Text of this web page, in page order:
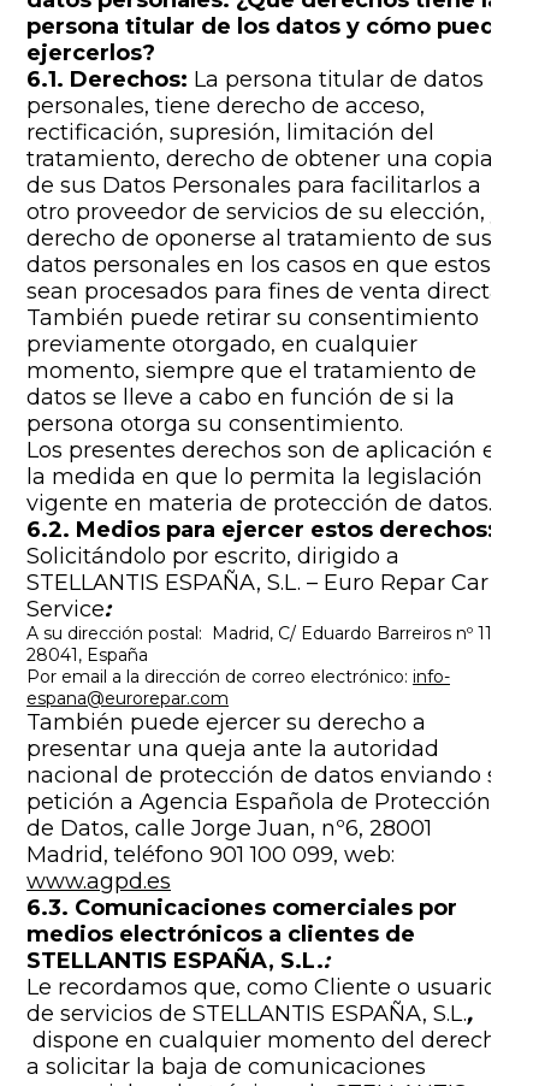
persona titular de los datos y cómo puede
ejercerlos?
6.1. Derechos: La persona titular de datos
personales, tiene derecho de acceso,
rectificación, supresión, limitación del
tratamiento, derecho de obtener una copia
de sus Datos Personales para facilitarlos a
otro proveedor de servicios de su elección, y
derecho de oponerse al tratamiento de sus
datos personales en los casos en que estos
sean procesados para fines de venta directa.
También puede retirar su consentimiento
previamente otorgado, en cualquier
momento, siempre que el tratamiento de
datos se lleve a cabo en función de si la
persona otorga su consentimiento.
Los presentes derechos son de aplicación en
la medida en que lo permita la legislación
vigente en materia de protección de datos.
6.2. Medios para ejercer estos derechos:
Solicitándolo por escrito, dirigido a
STELLANTIS ESPAÑA, S.L. – Euro Repar Car
Service:
A su dirección postal: Madrid, C/ Eduardo Barreiros nº 110,
28041, España
Por email a la dirección de correo electrónico: info-
espana@eurorepar.com
También puede ejercer su derecho a
presentar una queja ante la autoridad
nacional de protección de datos enviando su
petición a Agencia Española de Protección
de Datos, calle Jorge Juan, nº6, 28001
Madrid, teléfono 901 100 099, web:
www.agpd.es
6.3. Comunicaciones comerciales por
medios electrónicos a clientes de
STELLANTIS ESPAÑA, S.L.:
Le recordamos que, como Cliente o usuario
de servicios de STELLANTIS ESPAÑA, S.L.,
dispone en cualquier momento del derecho
a solicitar la baja de comunicaciones